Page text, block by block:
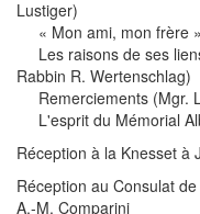
Lustiger)
« Mon ami, mon frère
Les raisons de ses
Rabbin R. Wertenschlag)
Remerciements (Mgr.
L'esprit du Mémorial
Réception à la Knesset à
Réception au Consulat
A.-M. Comparini